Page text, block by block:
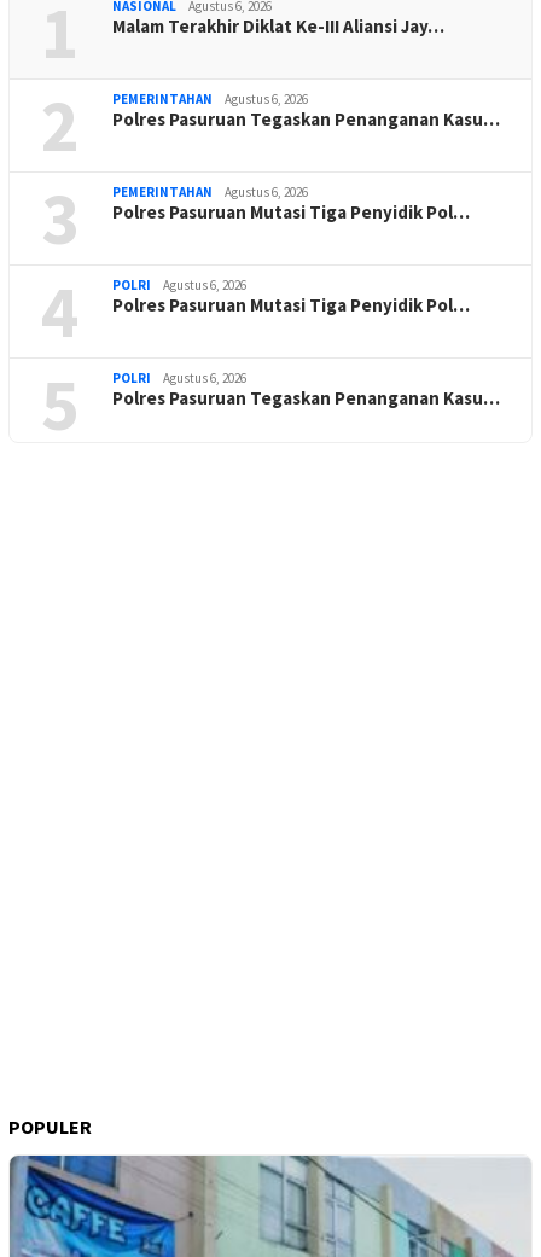
1 NASIONAL Agustus 6, 2026
Malam Terakhir Diklat Ke-III Aliansi Jay…
2 PEMERINTAHAN Agustus 6, 2026
Polres Pasuruan Tegaskan Penanganan Kasu…
3 PEMERINTAHAN Agustus 6, 2026
Polres Pasuruan Mutasi Tiga Penyidik Pol…
4 POLRI Agustus 6, 2026
Polres Pasuruan Mutasi Tiga Penyidik Pol…
5 POLRI Agustus 6, 2026
Polres Pasuruan Tegaskan Penanganan Kasu…
POPULER